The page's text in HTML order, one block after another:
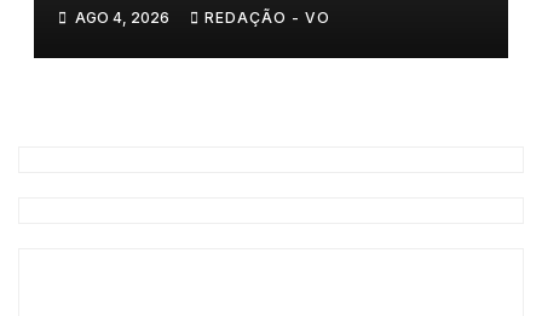
AGO 4, 2026 REDAÇÃO - VO